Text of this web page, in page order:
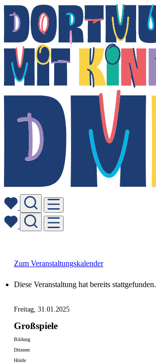
Zum Veranstaltungskalender
Diese Veranstaltung hat bereits stattgefunden.
Freitag, 31.01.2025
Großspiele
Bildung
Drinnen
Hörde